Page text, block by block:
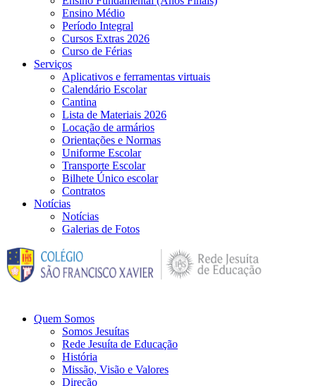
Ensino Médio
Período Integral
Cursos Extras 2026
Curso de Férias
Serviços
Aplicativos e ferramentas virtuais
Calendário Escolar
Cantina
Lista de Materiais 2026
Locação de armários
Orientações e Normas
Uniforme Escolar
Transporte Escolar
Bilhete Único escolar
Contratos
Notícias
Notícias
Galerias de Fotos
Quem Somos
Somos Jesuítas
Rede Jesuíta de Educação
História
Missão, Visão e Valores
Direção